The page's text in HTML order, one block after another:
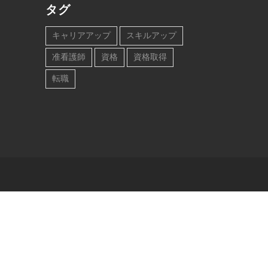
タグ
キャリアアップ
スキルアップ
准看護師
資格
資格取得
転職